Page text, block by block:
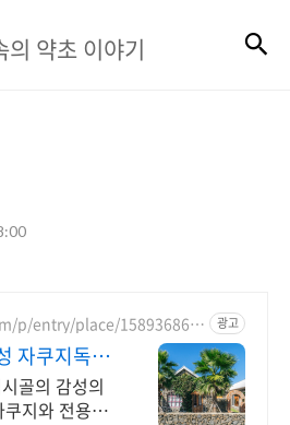
활
기
의 약초 이야기
p/entry/place/158936865
광고
자쿠지독채
유럽감성
골의 감성의
지와 전용온